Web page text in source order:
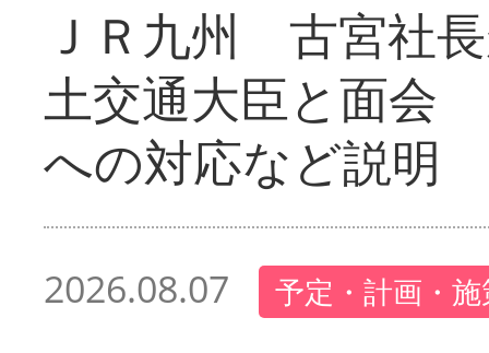
ＪＲ九州 古宮社
土交通大臣と面会
への対応など説明
2026.08.07 予定・計画・